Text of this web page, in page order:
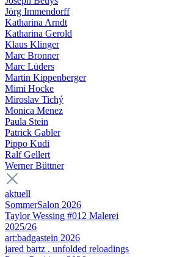
Jörg Immendorff
Katharina Arndt
Katharina Gerold
Klaus Klinger
Marc Bronner
Marc Lüders
Martin Kippenberger
Mimi Hocke
Miroslav Tichý
Monica Menez
Paula Stein
Patrick Gabler
Pippo Kudi
Ralf Gellert
Werner Büttner
aktuell
SommerSalon 2026
Taylor Wessing #012 Malerei
2025/26
art:badgastein 2026
jared bartz . unfolded reloadings